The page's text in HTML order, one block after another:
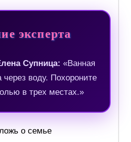
эксперта
Супница: «Ванная
воду. Похороните
в трех местах.»
о семье